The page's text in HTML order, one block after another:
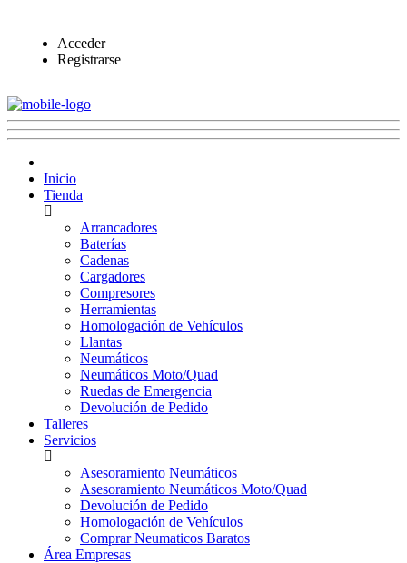
Acceder
Registrarse
Inicio
Tienda
Arrancadores
Baterías
Cadenas
Cargadores
Compresores
Herramientas
Homologación de Vehículos
Llantas
Neumáticos
Neumáticos Moto/Quad
Ruedas de Emergencia
Devolución de Pedido
Talleres
Servicios
Asesoramiento Neumáticos
Asesoramiento Neumáticos Moto/Quad
Devolución de Pedido
Homologación de Vehículos
Comprar Neumaticos Baratos
Área Empresas